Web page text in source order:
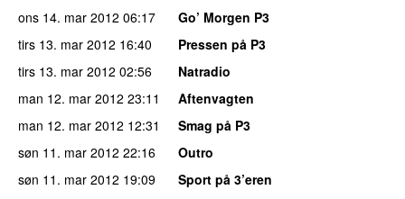
ons 14. mar 2012 06:17
Go’ Morgen P3
tirs 13. mar 2012 16:40
Pressen på P3
tirs 13. mar 2012 02:56
Natradio
man 12. mar 2012 23:11
Aftenvagten
man 12. mar 2012 12:31
Smag på P3
søn 11. mar 2012 22:16
Outro
søn 11. mar 2012 19:09
Sport på 3’eren